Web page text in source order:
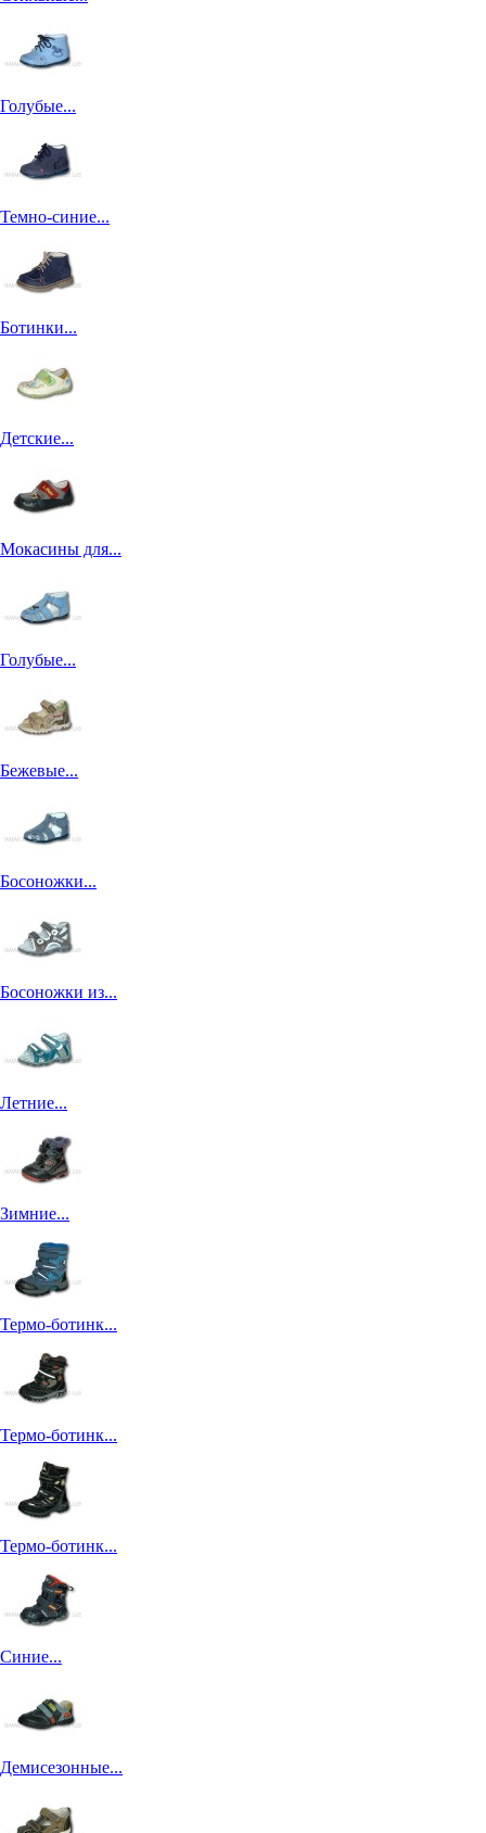
Голубые...
Темно-синие...
Ботинки...
Детские...
Мокасины для...
Голубые...
Бежевые...
Босоножки...
Босоножки из...
Летние...
Зимние...
Термо-ботинк...
Термо-ботинк...
Термо-ботинк...
Синие...
Демисезонные...